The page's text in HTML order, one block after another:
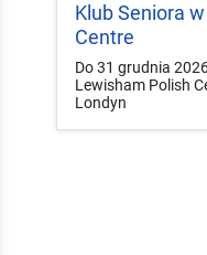
Klub Seniora
Centre
Do 31 grudnia
Lewisham Polish
Londyn